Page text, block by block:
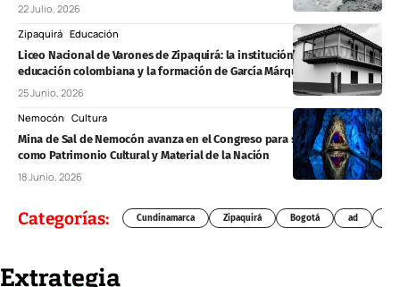
22 Julio, 2026
Zipaquirá Educación
Liceo Nacional de Varones de Zipaquirá: la institución que marcó la
educación colombiana y la formación de García Márquez
25 Junio, 2026
Nemocón Cultura
Mina de Sal de Nemocón avanza en el Congreso para ser reconocida
como Patrimonio Cultural y Material de la Nación
18 Junio, 2026
Categorías: Cundinamarca Zipaquirá Bogotá ad